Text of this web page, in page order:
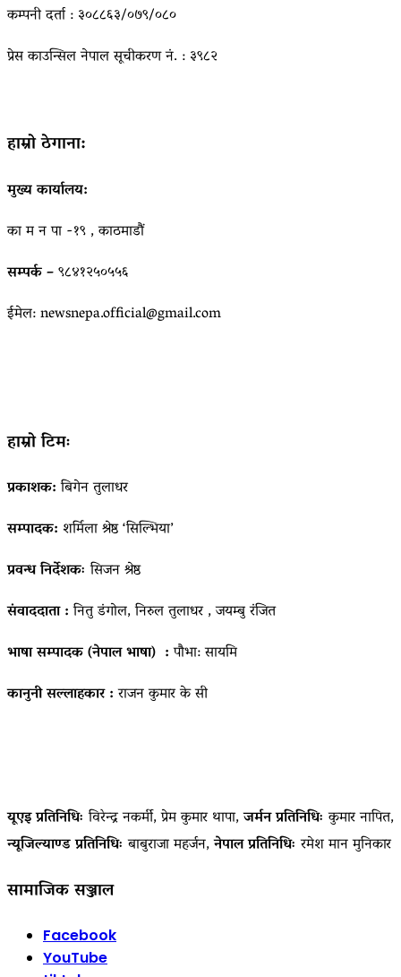
कम्पनी दर्ता : ३०८८६३/०७९/०८०
प्रेस काउन्सिल नेपाल सूचीकरण नं. : ३९८२
हाम्रो ठेगाना:
मुख्य कार्यालय:
का म न पा -१९ , काठमाडौं
सम्पर्क –९८४१२५०५५६
ईमेल: newsnepa.official@gmail.com
हाम्रो टिमः
प्रकाशक:बिगेन तुलाधर
सम्पादक: शर्मिला श्रेष्ठ ‘सिल्भिया’
प्रवन्ध निर्देशकःसिजन श्रेष्ठ
संवाददाता :नितु डंगोल, निरुल तुलाधर , जयम्बु रंजित
भाषा सम्पादक (नेपाल भाषा) :पौभा: सायमि
कानुनी सल्लाहकार :राजन कुमार के सी
यूएइ प्रतिनिधिः विरेन्द्र नकर्मी, प्रेम कुमार थापा,जर्मन प्रतिनिधिः कुमार नापित,
न्यूजिल्याण्ड प्रतिनिधिः बाबुराजा महर्जन,नेपाल प्रतिनिधिः रमेश मान मुनिकार
सामाजिक सञ्जाल
Facebook
YouTube